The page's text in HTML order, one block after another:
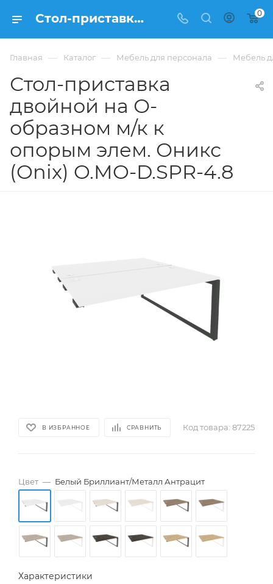
Стол-приставка двойной на О-образном м/к к опорым элем. Оникс (Onix) O.MO-D.SPR-4.8 из ЛДСП купить в Москве, цена 36 037 ₽ - интернет-магазин ФРАНКОМ 0
Главная — Каталог — Мебель для персонала — Мебель
Стол-приставка
двойной на О-
образном м/к к
опорым элем. Оникс
(Onix) O.MO-D.SPR-4.8
В ИЗБРАННОЕ СРАВНИТЬ Код товара: 87225
Цвет — Белый Бриллиант/Металл Антрацит
Характеристики